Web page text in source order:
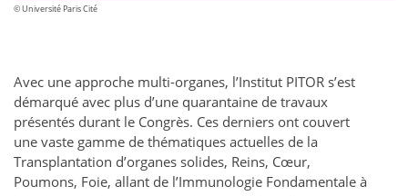
© Université Paris Cité
Avec une approche multi-organes, l’Institut PITOR s’est
démarqué avec plus d’une quarantaine de travaux
présentés durant le Congrès. Ces derniers ont couvert
une vaste gamme de thématiques actuelles de la
Transplantation d’organes solides, Reins, Cœur,
Poumons, Foie, allant de l’Immunologie Fondamentale à